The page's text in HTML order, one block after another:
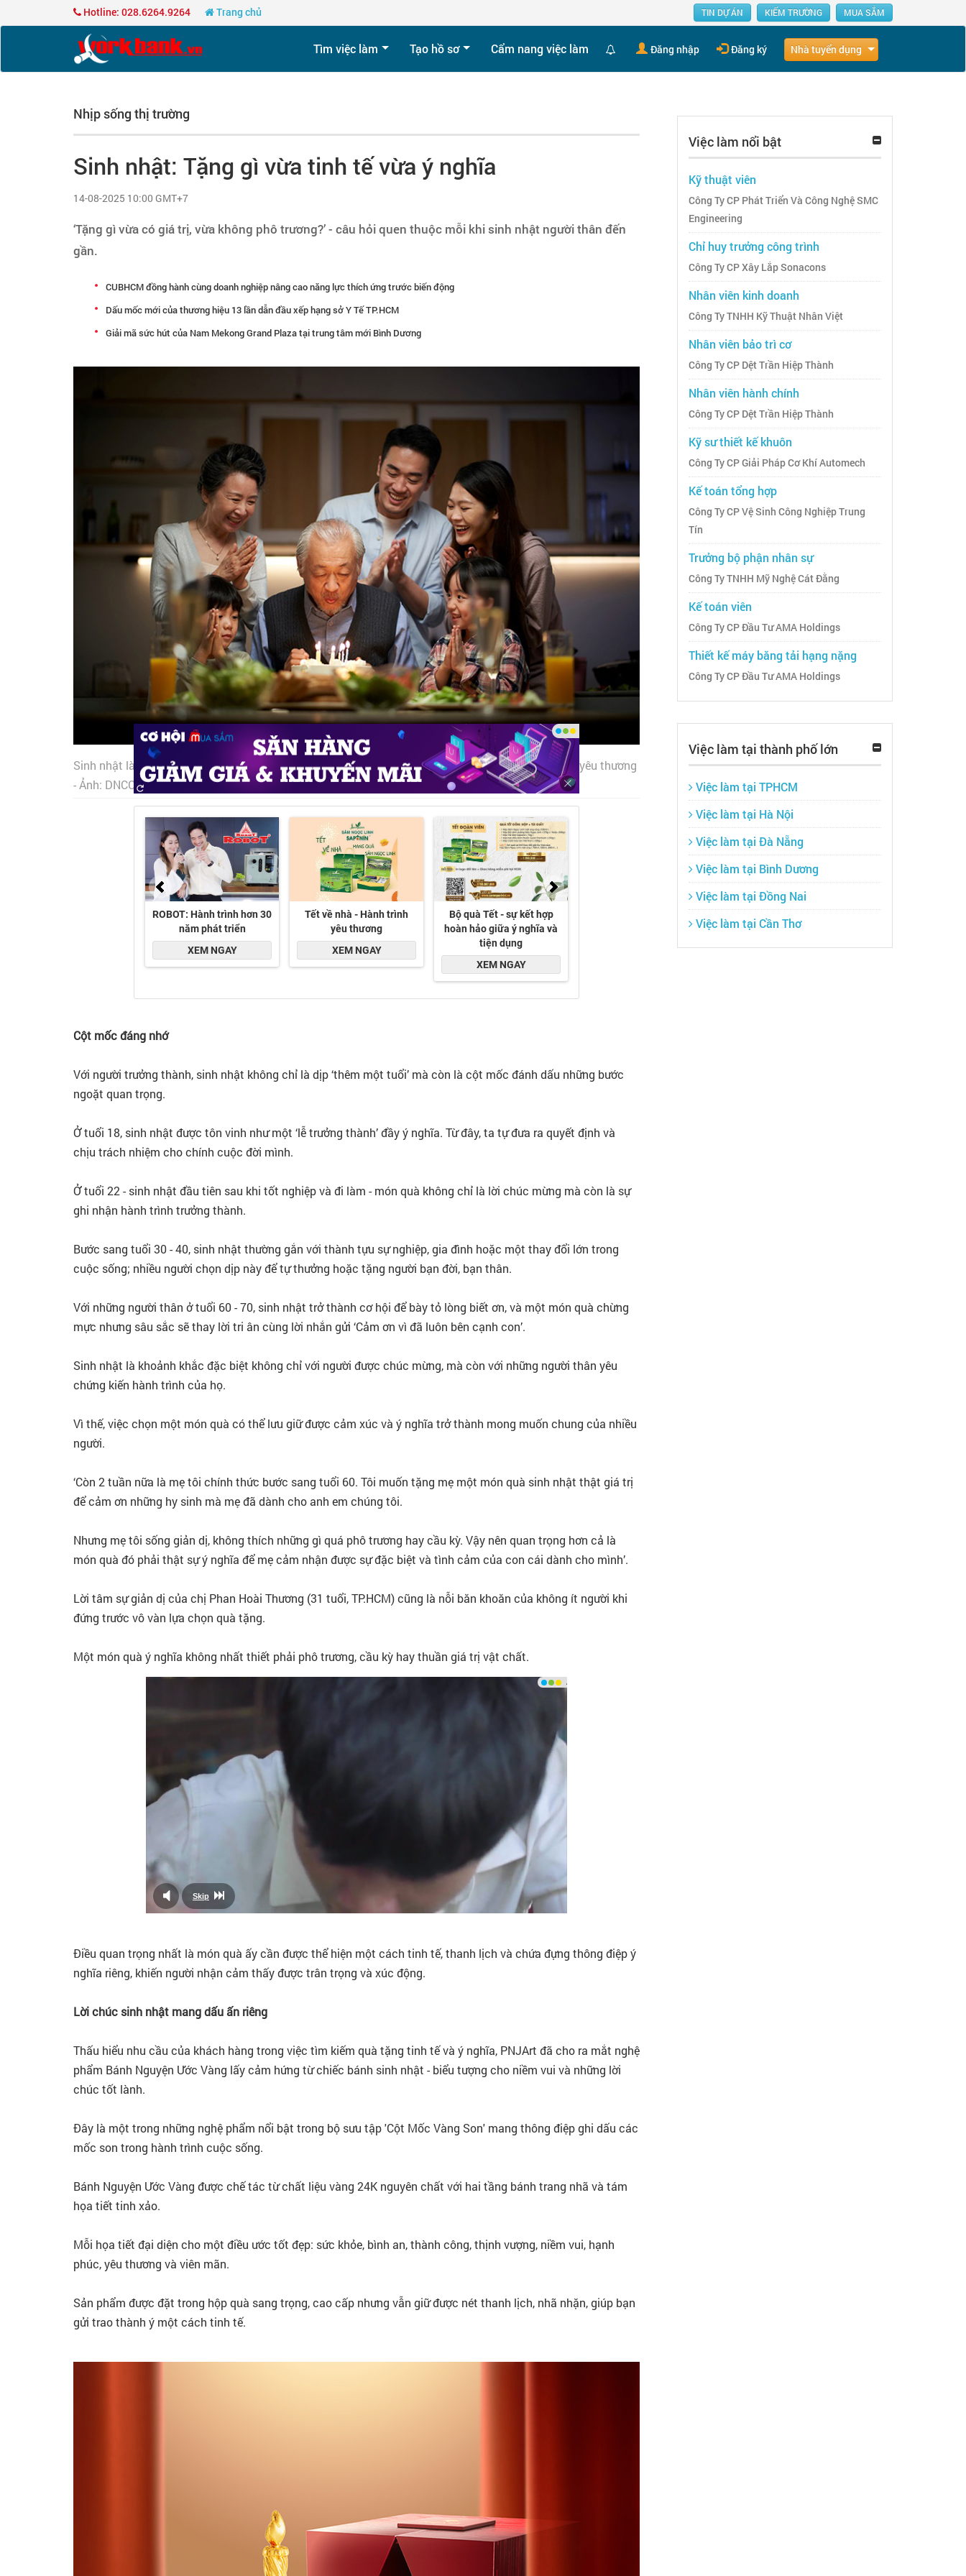
Hotline: 028.6264.9264 Trang chủ TIN DỰ ÁN KIẾM TRƯỜNG MUA SẮM
Tìm việc làm Tạo hồ sơ Cẩm nang việc làm Đăng nhập Đăng ký Nhà tuyển dụng
Nhịp sống thị trường
Sinh nhật: Tặng gì vừa tinh tế vừa ý nghĩa
14-08-2025 10:00 GMT+7
‘Tặng gì vừa có giá trị, vừa không phô trương?’ - câu hỏi quen thuộc mỗi khi sinh nhật người thân đến
gần.
CUBHCM đồng hành cùng doanh nghiệp nâng cao năng lực thích ứng trước biến động
Dấu mốc mới của thương hiệu 13 lần dẫn đầu xếp hạng sở Y Tế TP.HCM
Giải mã sức hút của Nam Mekong Grand Plaza tại trung tâm mới Bình Dương
Sinh nhật là cột mốc đặc biệt trong cuộc đời mỗi người, đồng thời là cơ hội tuyệt vời để ta gửi trao yêu thương
- Ảnh: DNCC
Cột mốc đáng nhớ
Với người trưởng thành, sinh nhật không chỉ là dịp ‘thêm một tuổi’ mà còn là cột mốc đánh dấu những bước
ngoặt quan trọng.
Ở tuổi 18, sinh nhật được tôn vinh như một ‘lễ trưởng thành’ đầy ý nghĩa. Từ đây, ta tự đưa ra quyết định và
chịu trách nhiệm cho chính cuộc đời mình.
Ở tuổi 22 - sinh nhật đầu tiên sau khi tốt nghiệp và đi làm - món quà không chỉ là lời chúc mừng mà còn là sự
ghi nhận hành trình trưởng thành.
Bước sang tuổi 30 - 40, sinh nhật thường gắn với thành tựu sự nghiệp, gia đình hoặc một thay đổi lớn trong
cuộc sống; nhiều người chọn dịp này để tự thưởng hoặc tặng người bạn đời, bạn thân.
Với những người thân ở tuổi 60 - 70, sinh nhật trở thành cơ hội để bày tỏ lòng biết ơn, và một món quà chừng
mực nhưng sâu sắc sẽ thay lời tri ân cùng lời nhắn gửi ‘Cảm ơn vì đã luôn bên cạnh con’.
Sinh nhật là khoảnh khắc đặc biệt không chỉ với người được chúc mừng, mà còn với những người thân yêu
chứng kiến hành trình của họ.
Vì thế, việc chọn một món quà có thể lưu giữ được cảm xúc và ý nghĩa trở thành mong muốn chung của nhiều
người.
‘Còn 2 tuần nữa là mẹ tôi chính thức bước sang tuổi 60. Tôi muốn tặng mẹ một món quà sinh nhật thật giá trị
để cảm ơn những hy sinh mà mẹ đã dành cho anh em chúng tôi.
Nhưng mẹ tôi sống giản dị, không thích những gì quá phô trương hay cầu kỳ. Vậy nên quan trọng hơn cả là
món quà đó phải thật sự ý nghĩa để mẹ cảm nhận được sự đặc biệt và tình cảm của con cái dành cho mình’.
Lời tâm sự giản dị của chị Phan Hoài Thương (31 tuổi, TP.HCM) cũng là nỗi băn khoăn của không ít người khi
đứng trước vô vàn lựa chọn quà tặng.
Một món quà ý nghĩa không nhất thiết phải phô trương, cầu kỳ hay thuần giá trị vật chất.
Điều quan trọng nhất là món quà ấy cần được thể hiện một cách tinh tế, thanh lịch và chứa đựng thông điệp ý
nghĩa riêng, khiến người nhận cảm thấy được trân trọng và xúc động.
Lời chúc sinh nhật mang dấu ấn riêng
Thấu hiểu nhu cầu của khách hàng trong việc tìm kiếm quà tặng tinh tế và ý nghĩa, PNJArt đã cho ra mắt nghệ
phẩm Bánh Nguyện Ước Vàng lấy cảm hứng từ chiếc bánh sinh nhật - biểu tượng cho niềm vui và những lời
chúc tốt lành.
Đây là một trong những nghệ phẩm nổi bật trong bộ sưu tập 'Cột Mốc Vàng Son' mang thông điệp ghi dấu các
mốc son trong hành trình cuộc sống.
Bánh Nguyện Ước Vàng được chế tác từ chất liệu vàng 24K nguyên chất với hai tầng bánh trang nhã và tám
họa tiết tinh xảo.
Mỗi họa tiết đại diện cho một điều ước tốt đẹp: sức khỏe, bình an, thành công, thịnh vượng, niềm vui, hạnh
phúc, yêu thương và viên mãn.
Sản phẩm được đặt trong hộp quà sang trọng, cao cấp nhưng vẫn giữ được nét thanh lịch, nhã nhặn, giúp bạn
gửi trao thành ý một cách tinh tế.
Việc làm nổi bật
Kỹ thuật viên
Công Ty CP Phát Triển Và Công Nghệ SMC
Engineering
Chỉ huy trưởng công trình
Công Ty CP Xây Lắp Sonacons
Nhân viên kinh doanh
Công Ty TNHH Kỹ Thuật Nhân Việt
Nhân viên bảo trì cơ
Công Ty CP Dệt Trần Hiệp Thành
Nhân viên hành chính
Công Ty CP Dệt Trần Hiệp Thành
Kỹ sư thiết kế khuôn
Công Ty CP Giải Pháp Cơ Khí Automech
Kế toán tổng hợp
Công Ty CP Vệ Sinh Công Nghiệp Trung
Tín
Trưởng bộ phận nhân sự
Công Ty TNHH Mỹ Nghệ Cát Đằng
Kế toán viên
Công Ty CP Đầu Tư AMA Holdings
Thiết kế máy băng tải hạng nặng
Công Ty CP Đầu Tư AMA Holdings
Việc làm tại thành phố lớn
Việc làm tại TPHCM
Việc làm tại Hà Nội
Việc làm tại Đà Nẵng
Việc làm tại Bình Dương
Việc làm tại Đồng Nai
Việc làm tại Cần Thơ